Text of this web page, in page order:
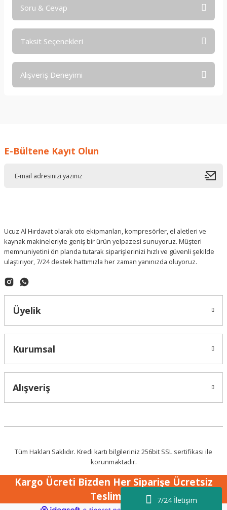
7/24 İletişim
Soru & Cevap
Ürün hakkında henüz soru sorulmamış.
Taksit Seçenekleri
Alışveriş Deneyimi
Deneyimini Paylaş
E-Bültene Kayıt Olun
Ucuz Al Hırdavat olarak oto ekipmanları, kompresörler, el aletleri ve
kaynak makineleriyle geniş bir ürün yelpazesi sunuyoruz. Müşteri
memnuniyetini ön planda tutarak siparişlerinizi hızlı ve güvenli şekilde
ulaştırıyor, 7/24 destek hattımızla her zaman yanınızda oluyoruz.
Üyelik
Kurumsal
Alışveriş
Tüm Hakları Saklıdır. Kredi kartı bilgileriniz 256bit SSL sertifikası ile
korunmaktadır.
Kargo Ücreti Bizden Her Siparişe Ücretsiz
Teslimat !